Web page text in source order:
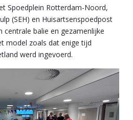
Spoedplein Rotterdam-Noord,
(SEH) en Huisartsenspoedpost
centrale balie en gezamenlijke
model zoals dat enige tijd
werd ingevoerd.